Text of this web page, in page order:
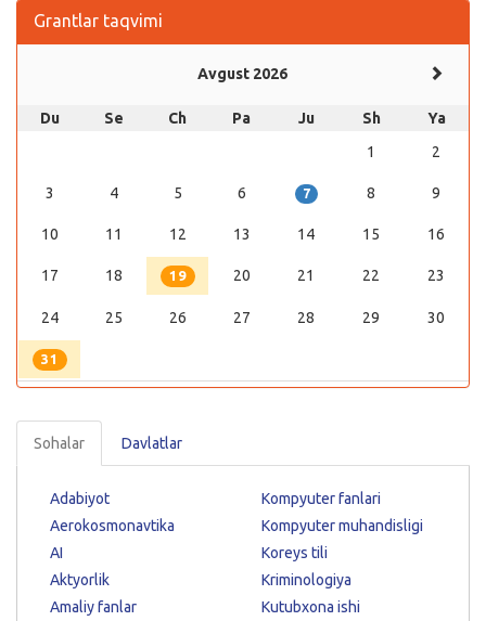
Grantlar taqvimi
Avgust 2026
Du Se Ch Pa Ju Sh
Ya
1
2
3 4 5 6 7 8 9
10 11 12 13 14 15 16
17 18 19 20 21 22 23
24 25 26 27 28 29 30
31
Sohalar Davlatlar
Adabiyot
Aerokosmonavtika
AI
Aktyorlik
Amaliy fanlar
Kompyuter fanlari
Kompyuter muhandisligi
Koreys tili
Kriminologiya
Kutubxona ishi